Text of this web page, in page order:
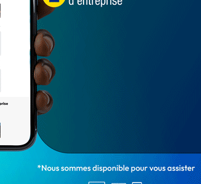
mois après l'élection de Jean
à l'assemblée nationale, le